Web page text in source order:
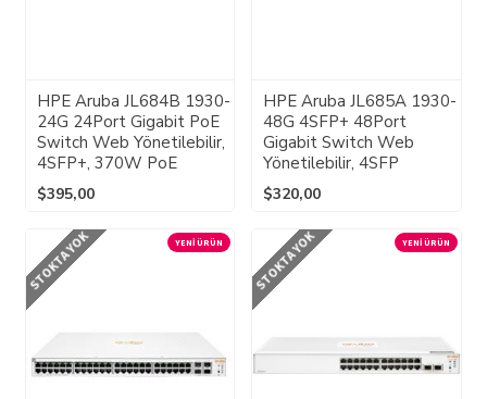
HPE Aruba JL684B 1930-
24G 24Port Gigabit PoE
Switch Web Yönetilebilir,
4SFP+, 370W PoE
$395,00
HPE Aruba JL685A 1930-
48G 4SFP+ 48Port
Gigabit Switch Web
Yönetilebilir, 4SFP
$320,00
YENI ÜRÜN
STOKTA YOK YENI ÜRÜN
STOKTA YOK